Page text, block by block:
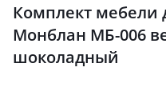
Комплект мебели
Монблан МБ-006
шоколадный